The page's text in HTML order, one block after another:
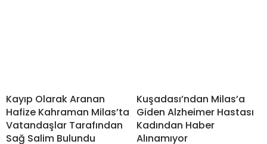
Kayıp Olarak Aranan
Hafize Kahraman Milas’ta
Vatandaşlar Tarafından
Sağ Salim Bulundu
Kuşadası’ndan Milas’a
Giden Alzheimer Hastası
Kadından Haber
Alınamıyor